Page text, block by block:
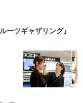
ーツギャザリング』